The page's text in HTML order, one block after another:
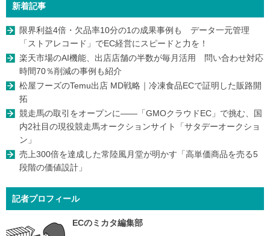
新着記事
限界利益4倍・欠品率10分の1の成果事例も データ一元管理
「ストアレコード」でEC経営にスピードと力を！
楽天市場のAI機能、出店店舗の半数が毎月活用 問い合わせ対応
時間70％削減の事例も紹介
松屋フーズのTemu出店 MD戦略｜冷凍食品ECで証明した販路開
拓
競走馬の取引をオープンに――「GMOクラウドEC」で挑む、国
内2社目の現役競走馬オークションサイト「サタデーオークショ
ン」
売上300倍を達成した常陸風月堂が明かす「高単価商品を売る5
段階の価値設計」
記者プロフィール
ECのミカタ編集部